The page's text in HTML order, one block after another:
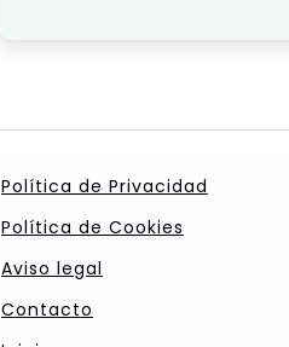
Política de Privacidad
Política de Cookies
Aviso legal
Contacto